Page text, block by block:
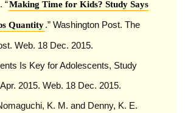
“Making Time for Kids? Study Says
Quantity.” Washington Post. The
Web. 18 Dec. 2015.
Is Key for Adolescents, Study
2015. Web. 18 Dec. 2015.
K. M. and Denny, K. E.